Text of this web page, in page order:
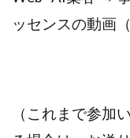
ッセンスの動画
（これまで参加